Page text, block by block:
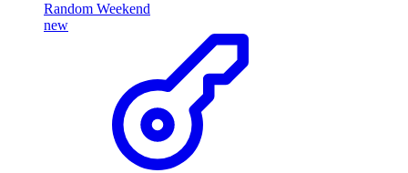
Random Weekend
new